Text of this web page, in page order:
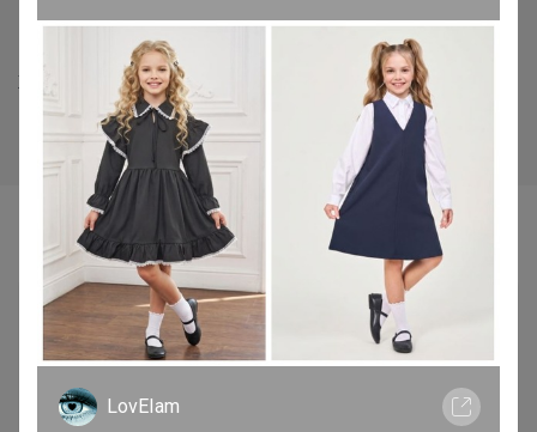
Женские блузы MIXAN 2071.1 Рубашка 2053
Самые желанные
LovEIam